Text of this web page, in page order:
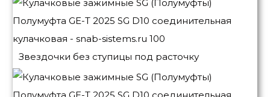
Звездочки без ступицы под расточку